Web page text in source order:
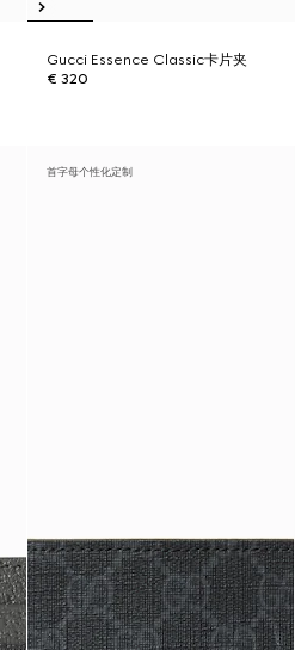
Gucci Essence Classic卡片夹
€ 320
首字母个性化定制